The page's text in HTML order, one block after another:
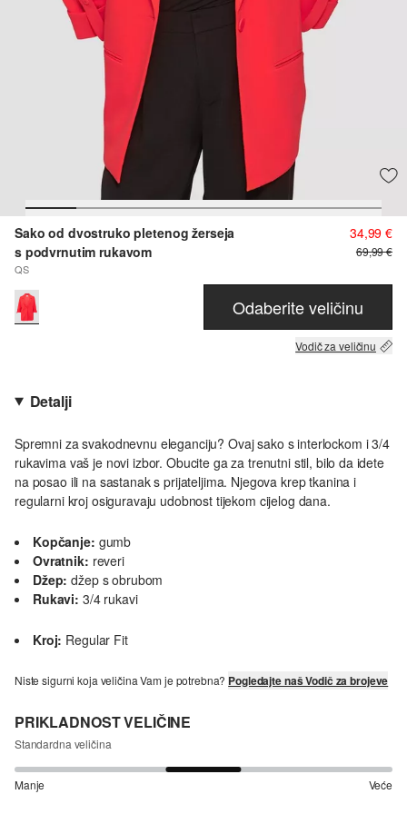
Sako od dvostruko pletenog žerseja
s podvrnutim rukavom
QS
34,99 €
69,99 €
Odaberite veličinu
Vodič za veličinu
Detalji
Spremni za svakodnevnu eleganciju? Ovaj sako s interlockom i 3/4
rukavima vaš je novi izbor. Obucite ga za trenutni stil, bilo da idete
na posao ili na sastanak s prijateljima. Njegova krep tkanina i
regularni kroj osiguravaju udobnost tijekom cijelog dana.
Kopčanje: gumb
Ovratnik: reveri
Džep: džep s obrubom
Rukavi: 3/4 rukavi
Kroj: Regular Fit
Niste sigurni koja veličina Vam je potrebna? Pogledajte naš Vodič za brojeve
PRIKLADNOST VELIČINE
Standardna veličina
Manje Veće